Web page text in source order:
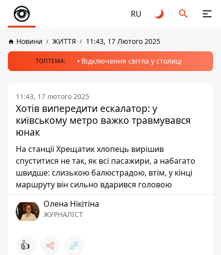
RU
Новини ЖИТТЯ 11:43, 17 Лютого 2025
ТОПТЕМА: Відключення світла у столиці
11:43, 17 лютого 2025
Хотів випередити ескалатор: у
київському метро важко травмувався
юнак
На станції Хрещатик хлопець вирішив
спуститися не так, як всі пасажири, а набагато
швидше: слизькою балюстрадою, втім, у кінці
маршруту він сильно вдарився головою
Олена Нікітіна
ЖУРНАЛІСТ
👍